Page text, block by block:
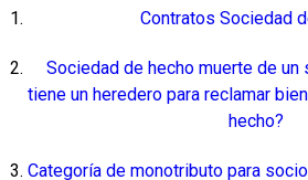
Contratos Sociedad
Sociedad de hecho muerte de un
tiene un heredero para reclamar
hecho?
Categoría de monotributo para